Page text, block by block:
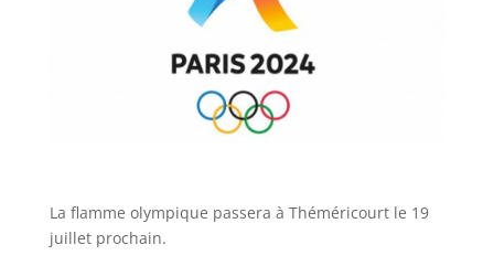
La flamme olympique passera à Théméricourt le 19
juillet prochain.